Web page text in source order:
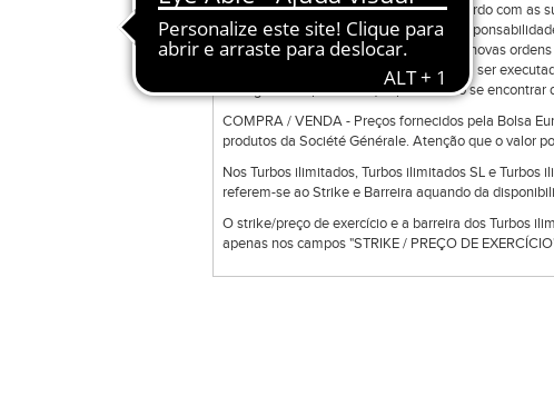
ordens disponíveis na ferramenta de acordo com as
ferramenta e a sua manutenção é da
Direct Trade Exclusive poderá transmitir novas
colocadas em sessões anteriores podem ser
uma gama de produtos que podem não se encontrar
COMPRA / VENDA - Preços fornecidos pela Bolsa
produtos da Société Générale. Atenção que o valor
Nos Turbos ilimitados, Turbos ilimitados SL e
referem-se ao Strike e Barreira aquando da
O strike/preço de exercício e a barreira dos Turbos
apenas nos campos "STRIKE / PREÇO DE